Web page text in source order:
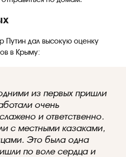
Путин дал высокую оценку
в Крыму:
из первых пришли
очень
и ответственно.
с местными казаками,
Это была одна
по воле сердца и